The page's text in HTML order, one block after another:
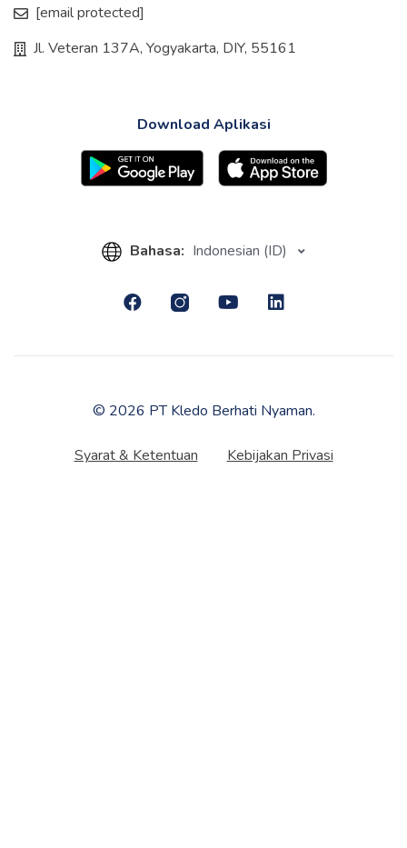
[email protected]
Jl. Veteran 137A, Yogyakarta, DIY, 55161
Download Aplikasi
Bahasa: Indonesian (ID)
© 2026 PT Kledo Berhati Nyaman.
Syarat & Ketentuan Kebijakan Privasi